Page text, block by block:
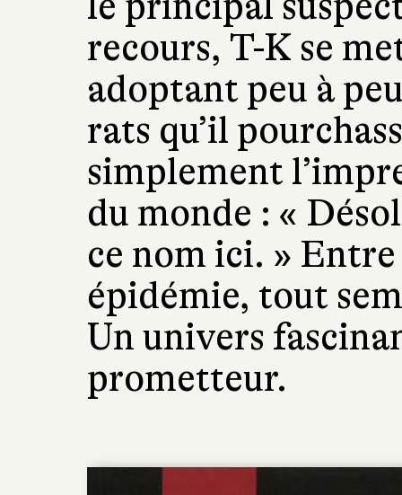
recours, T-K se
adoptant peu à
rats qu’il
simplement
du monde : «
ce nom ici. »
épidémie, tout
Un univers
prometteur.